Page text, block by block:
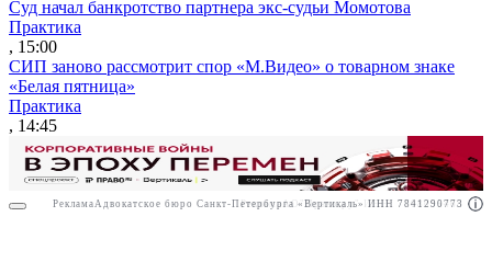
Реклама АО"Право.ру" ИНН: 7708095468
Суд начал банкротство партнера экс-судьи Момотова
Практика
, 15:00
СИП заново рассмотрит спор «М.Видео» о товарном знаке
«Белая пятница»
Практика
, 14:45
Реклама Адвокатское бюро Санкт-Петербурга «Вертикаль» ИНН 7841290773